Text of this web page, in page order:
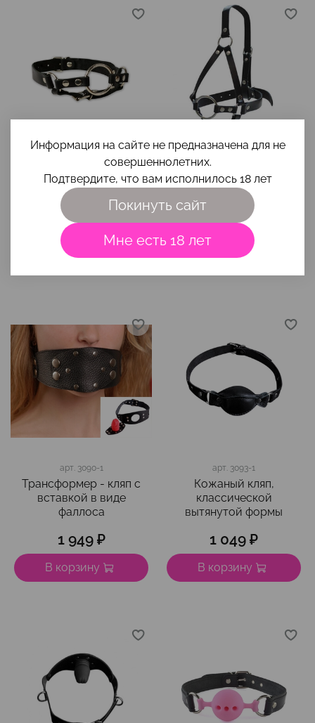
Кляп-кольцо с
поддержкой нижней
челюсти
799 ₽
В корзину
Расширитель-кольцо
черный с фиксацией-
сбруей на голову
1 199 ₽
В корзину
арт. 3090-1
Трансформер - кляп с
вставкой в виде
фаллоса
1 949 ₽
В корзину
арт. 3093-1
Кожаный кляп,
классической
вытянутой формы
1 049 ₽
В корзину
Информация на сайте не предназначена для не
совершеннолетних.
Подтвердите, что вам исполнилось 18 лет
Покинуть сайт
Мне есть 18 лет